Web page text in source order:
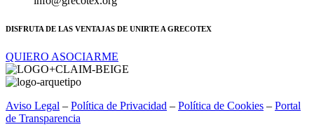
DISFRUTA DE LAS VENTAJAS DE UNIRTE A GRECOTEX
QUIERO ASOCIARME
Aviso Legal – Política de Privacidad – Política de Cookies – Portal
de Transparencia